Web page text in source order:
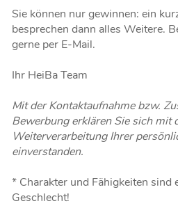
Sie können nur gewinnen: ein
besprechen dann alles Weitere.
gerne per E-Mail.
Ihr HeiBa Team
Mit der Kontaktaufnahme bzw.
Bewerbung erklären Sie sich mit
Weiterverarbeitung Ihrer
einverstanden.
* Charakter und Fähigkeiten sind
Geschlecht!